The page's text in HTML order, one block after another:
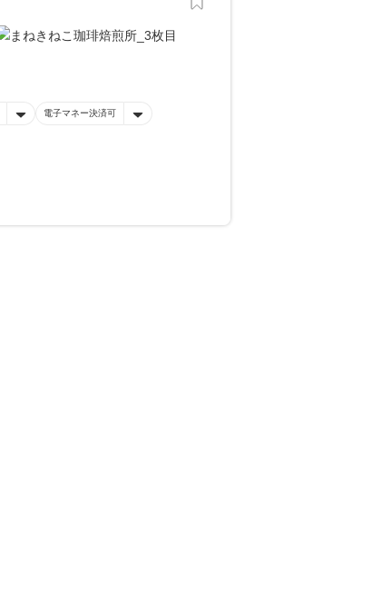
電子マネー決済可